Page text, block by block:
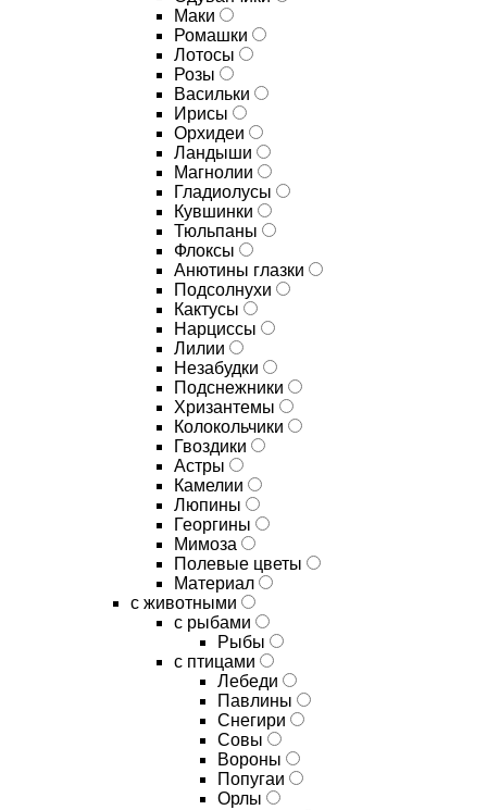
Маки
Ромашки
Лотосы
Розы
Васильки
Ирисы
Орхидеи
Ландыши
Магнолии
Гладиолусы
Кувшинки
Тюльпаны
Флоксы
Анютины глазки
Подсолнухи
Кактусы
Нарциссы
Лилии
Незабудки
Подснежники
Хризантемы
Колокольчики
Гвоздики
Астры
Камелии
Люпины
Георгины
Мимоза
Полевые цветы
Материал
с животными
с рыбами
Рыбы
с птицами
Лебеди
Павлины
Снегири
Совы
Вороны
Попугаи
Орлы